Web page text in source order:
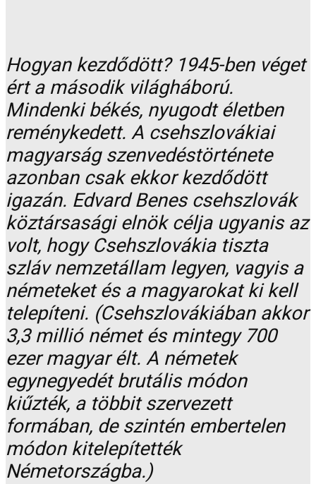
Hogyan kezdődött? 1945-ben véget
ért a második világháború.
Mindenki békés, nyugodt életben
reménykedett. A csehszlovákiai
magyarság szenvedéstörténete
azonban csak ekkor kezdődött
igazán. Edvard Benes csehszlovák
köztársasági elnök célja ugyanis az
volt, hogy Csehszlovákia tiszta
szláv nemzetállam legyen, vagyis a
németeket és a magyarokat ki kell
telepíteni. (Csehszlovákiában akkor
3,3 millió német és mintegy 700
ezer magyar élt. A németek
egynegyedét brutális módon
kiűzték, a többit szervezett
formában, de szintén embertelen
módon kitelepítették
Németországba.)